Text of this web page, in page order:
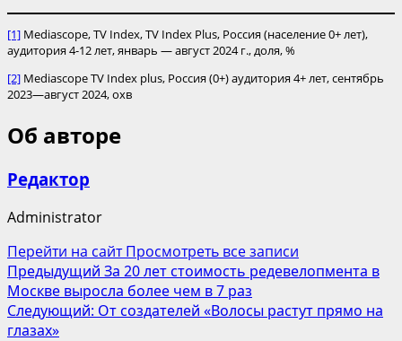
[1] Mediascope, TV Index, TV Index Plus, Россия (население 0+ лет),
аудитория 4-12 лет, январь — август 2024 г., доля, %
[2] Mediascope TV Index plus, Россия (0+) аудитория 4+ лет, сентябрь
2023—август 2024, охв
Об авторе
Редактор
Administrator
Перейти на сайтПросмотреть все записи
Навигация
записи
Предыдущий За 20 лет стоимость редевелопмента в
Москве выросла более чем в 7 раз
Следующий: От создателей «Волосы растут прямо на
глазах»